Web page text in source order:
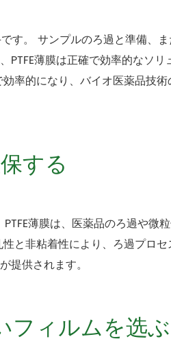
す。 サンプルのろ過と準備、
薄膜は正確で効率的なソリ
率的になり、バイオ医薬品技
する
薄膜は、医薬品のろ過や微
と非粘着性により、ろ過プロ
提供されます。
フィルムを选